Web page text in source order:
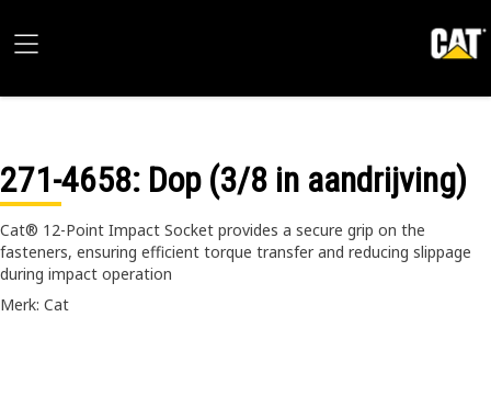
271-4658: Dop (3/8 in aandrijving)
Cat® 12-Point Impact Socket provides a secure grip on the
fasteners, ensuring efficient torque transfer and reducing slippage
during impact operation
Merk: Cat